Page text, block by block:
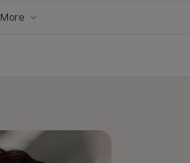
More